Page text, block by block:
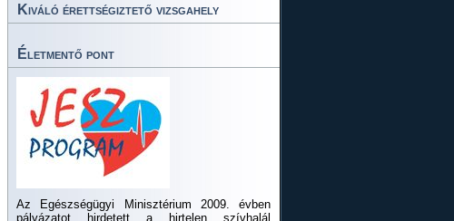
Kiváló érettségiztető vizsgahely
Életmentő pont
Az Egészségügyi Minisztérium 2009. évben
pályázatot hirdetett a hirtelen szívhalál